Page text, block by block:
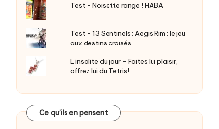
Test - Noisette range ! HABA
Test - 13 Sentinels : Aegis Rim : le jeu
aux destins croisés
L'insolite du jour - Faites lui plaisir,
offrez lui du Tetris!
Ce qu’ils en pensent